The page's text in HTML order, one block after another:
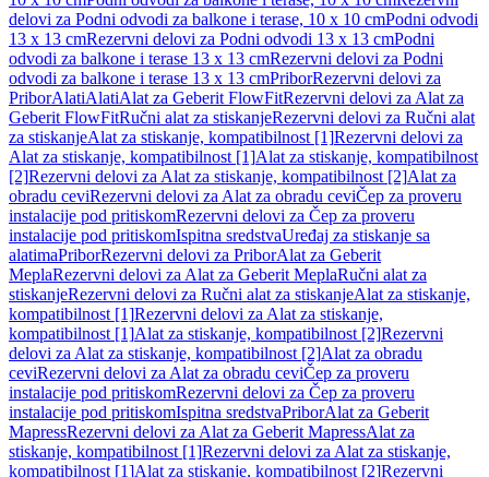
delovi za Podni odvodi za balkone i terase, 10 x 10 cmPodni odvodi
13 x 13 cmRezervni delovi za Podni odvodi 13 x 13 cmPodni
odvodi za balkone i terase 13 x 13 cmRezervni delovi za Podni
odvodi za balkone i terase 13 x 13 cmPriborRezervni delovi za
PriborAlatiAlatiAlat za Geberit FlowFitRezervni delovi za Alat za
Geberit FlowFitRučni alat za stiskanjeRezervni delovi za Ručni alat
za stiskanjeAlat za stiskanje, kompatibilnost [1]Rezervni delovi za
Alat za stiskanje, kompatibilnost [1]Alat za stiskanje, kompatibilnost
[2]Rezervni delovi za Alat za stiskanje, kompatibilnost [2]Alat za
obradu ceviRezervni delovi za Alat za obradu ceviČep za proveru
instalacije pod pritiskomRezervni delovi za Čep za proveru
instalacije pod pritiskomIspitna sredstvaUređaj za stiskanje sa
alatimaPriborRezervni delovi za PriborAlat za Geberit
MeplaRezervni delovi za Alat za Geberit MeplaRučni alat za
stiskanjeRezervni delovi za Ručni alat za stiskanjeAlat za stiskanje,
kompatibilnost [1]Rezervni delovi za Alat za stiskanje,
kompatibilnost [1]Alat za stiskanje, kompatibilnost [2]Rezervni
delovi za Alat za stiskanje, kompatibilnost [2]Alat za obradu
ceviRezervni delovi za Alat za obradu ceviČep za proveru
instalacije pod pritiskomRezervni delovi za Čep za proveru
instalacije pod pritiskomIspitna sredstvaPriborAlat za Geberit
MapressRezervni delovi za Alat za Geberit MapressAlat za
stiskanje, kompatibilnost [1]Rezervni delovi za Alat za stiskanje,
kompatibilnost [1]Alat za stiskanje, kompatibilnost [2]Rezervni